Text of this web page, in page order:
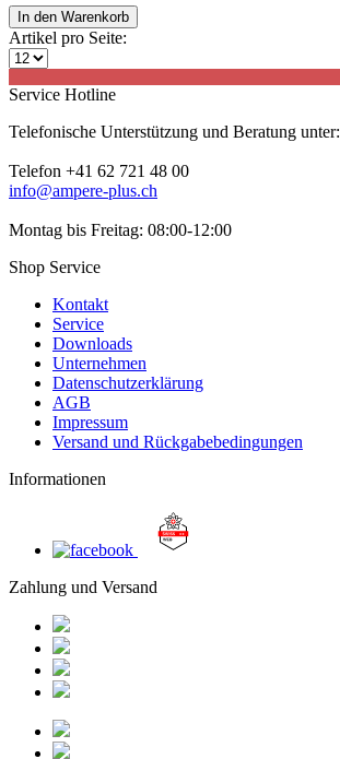
In den Warenkorb
Artikel pro Seite:
Service Hotline
Telefonische Unterstützung und Beratung unter:
Telefon +41 62 721 48 00
info@ampere-plus.ch
Montag bis Freitag: 08:00-12:00
Shop Service
Kontakt
Service
Downloads
Unternehmen
Datenschutzerklärung
AGB
Impressum
Versand und Rückgabebedingungen
Informationen
Zahlung und Versand